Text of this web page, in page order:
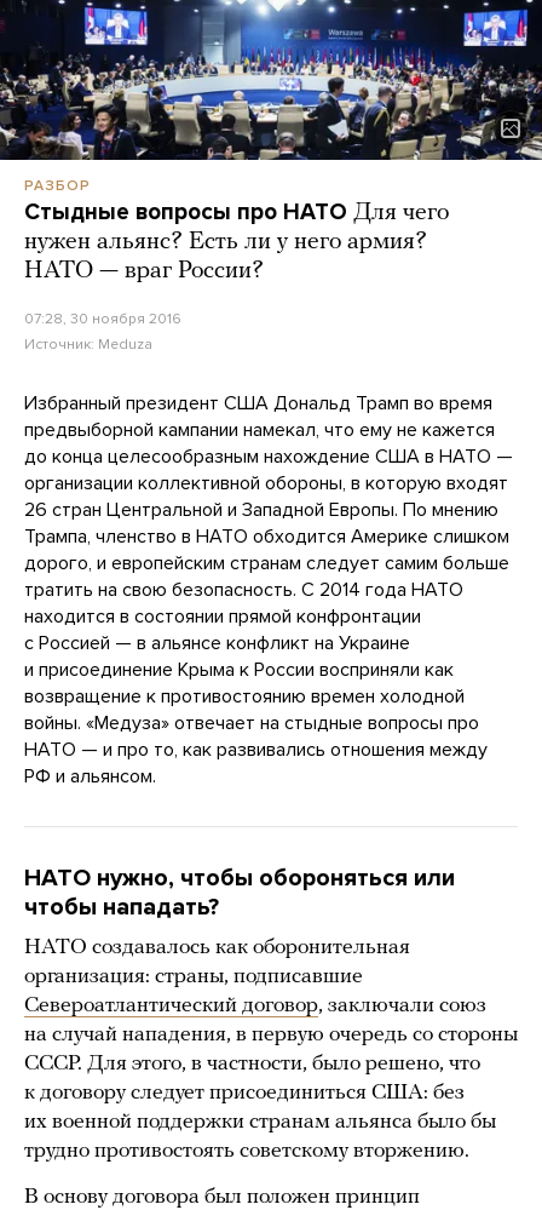
РАЗБОР
Стыдные вопросы про НАТО Для чего
нужен альянс? Есть ли у него армия?
НАТО — враг России?
07:28, 30 ноября 2016
Источник: Meduza
Избранный президент США Дональд Трамп во время
предвыборной кампании намекал, что ему не кажется
до конца целесообразным нахождение США в НАТО —
организации коллективной обороны, в которую входят
26 стран Центральной и Западной Европы. По мнению
Трампа, членство в НАТО обходится Америке слишком
дорого, и европейским странам следует самим больше
тратить на свою безопасность. С 2014 года НАТО
находится в состоянии прямой конфронтации
с Россией — в альянсе конфликт на Украине
и присоединение Крыма к России восприняли как
возвращение к противостоянию времен холодной
войны. «Медуза» отвечает на стыдные вопросы про
НАТО — и про то, как развивались отношения между
РФ и альянсом.
НАТО нужно, чтобы обороняться или
чтобы нападать?
НАТО создавалось как оборонительная
организация: страны, подписавшие
Североатлантический договор, заключали союз
на случай нападения, в первую очередь со стороны
СССР. Для этого, в частности, было решено, что
к договору следует присоединиться США: без
их военной поддержки странам альянса было бы
трудно противостоять советскому вторжению.
В основу договора был положен принцип